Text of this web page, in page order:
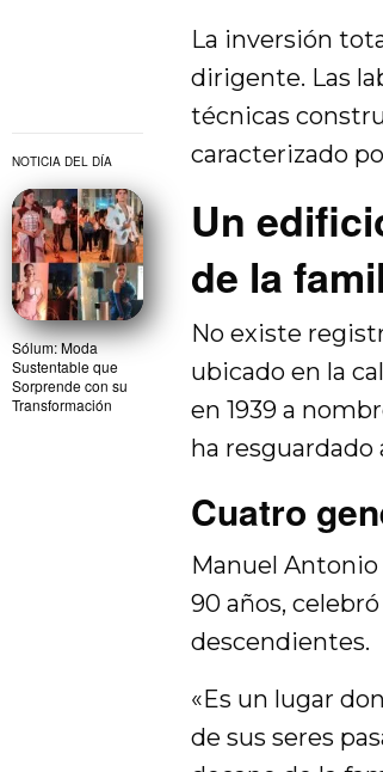
NOTICIA DEL DÍA
Sólum: Moda
Sustentable que
Sorprende con su
Transformación
La inversión
dirigente. Las
técnicas
caracterizado
Un
de la
No existe
ubicado en la
en 1939 a
ha resguardado
Cuatro
Manuel Antonio
90 años,
descendientes.
«Es un lugar
de sus seres